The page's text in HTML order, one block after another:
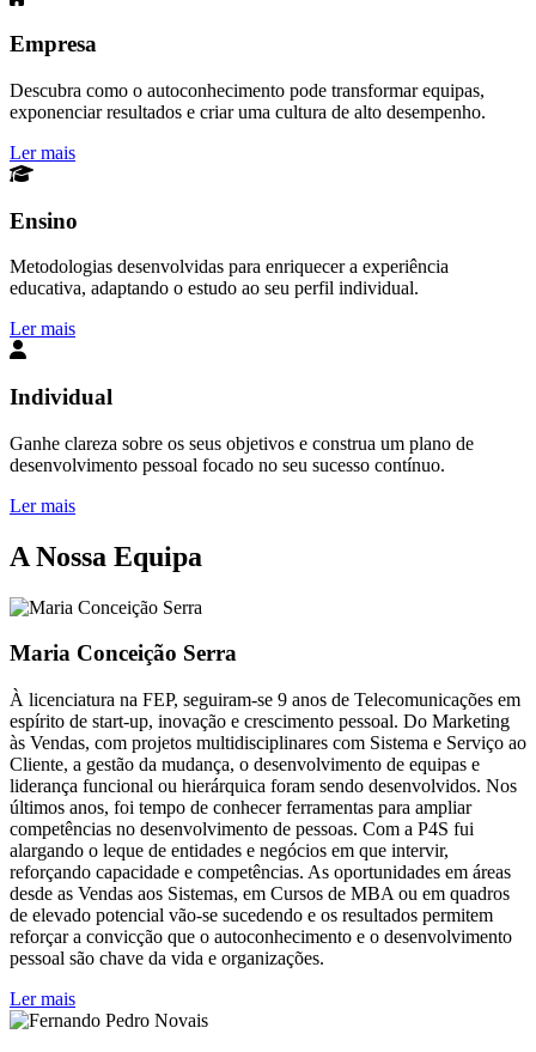
Empresa
Descubra como o autoconhecimento pode transformar equipas,
exponenciar resultados e criar uma cultura de alto desempenho.
Ler mais
Ensino
Metodologias desenvolvidas para enriquecer a experiência
educativa, adaptando o estudo ao seu perfil individual.
Ler mais
Individual
Ganhe clareza sobre os seus objetivos e construa um plano de
desenvolvimento pessoal focado no seu sucesso contínuo.
Ler mais
A Nossa Equipa
Maria Conceição Serra
À licenciatura na FEP, seguiram-se 9 anos de Telecomunicações em
espírito de start-up, inovação e crescimento pessoal. Do Marketing
às Vendas, com projetos multidisciplinares com Sistema e Serviço ao
Cliente, a gestão da mudança, o desenvolvimento de equipas e
liderança funcional ou hierárquica foram sendo desenvolvidos. Nos
últimos anos, foi tempo de conhecer ferramentas para ampliar
competências no desenvolvimento de pessoas. Com a P4S fui
alargando o leque de entidades e negócios em que intervir,
reforçando capacidade e competências. As oportunidades em áreas
desde as Vendas aos Sistemas, em Cursos de MBA ou em quadros
de elevado potencial vão-se sucedendo e os resultados permitem
reforçar a convicção que o autoconhecimento e o desenvolvimento
pessoal são chave da vida e organizações.
Ler mais